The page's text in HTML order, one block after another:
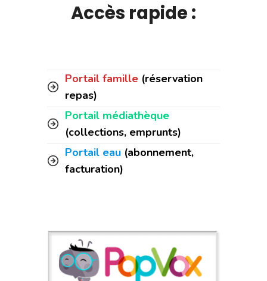
Accès rapide :
Portail famille (réservation
repas)
Portail médiathèque
(collections, emprunts)
Portail eau (abonnement,
facturation)